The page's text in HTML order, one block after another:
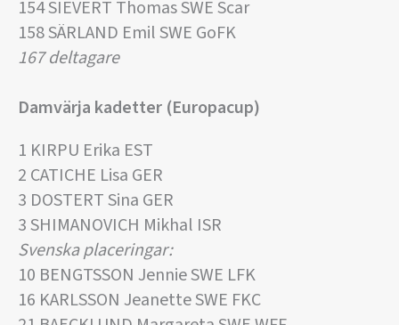
154 SIEVERT Thomas SWE Scar
158 SÄRLAND Emil SWE GoFK
167 deltagare
Damvärja kadetter (Europacup)
1 KIRPU Erika EST
2 CATICHE Lisa GER
3 DOSTERT Sina GER
3 SHIMANOVICH Mikhal ISR
Svenska placeringar:
10 BENGTSSON Jennie SWE LFK
16 KARLSSON Jeanette SWE FKC